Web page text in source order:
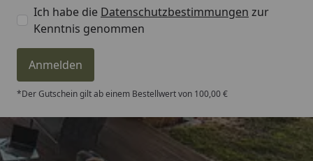
Ich habe die Datenschutzbestimmungen zur
Kenntnis genommen
Anmelden
*Der Gutschein gilt ab einem Bestellwert von 100,00 €